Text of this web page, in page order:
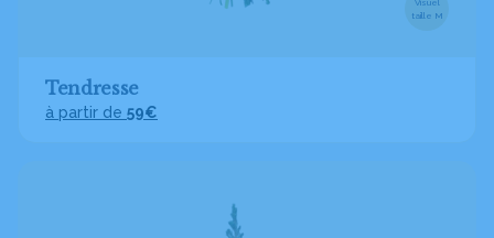
Visuel
taille M
Tendresse
à partir de 59€